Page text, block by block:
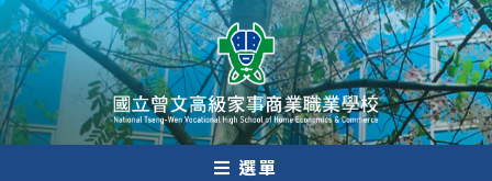
跳
轉
至
主
要
內
選單